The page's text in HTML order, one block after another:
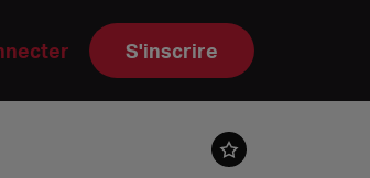
S'inscrire